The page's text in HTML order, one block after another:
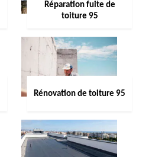
Réparation fuite de
toiture 95
Rénovation de toiture 95